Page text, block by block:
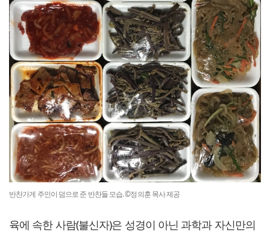
반찬가게 주인이 덤으로 준 반찬들 모습. ©정의훈 목사 제공
육에 속한 사람(불신자)은 성경이 아닌 과학과 자신만의